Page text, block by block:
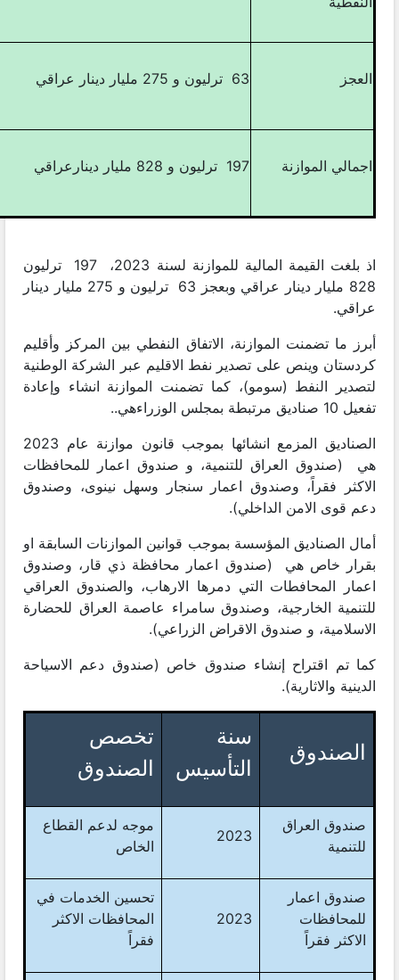
العجز 63 ترليون و 275 مليار دينار عراقي
اجمالي الموازنة 197 ترليون و 828 مليار دينارعراقي
اذ بلغت القيمة المالية للموازنة لسنة 2023، 197 ترليون
828 مليار دينار عراقي وبعجز 63 ترليون و 275 مليار دينار
عراقي.
أبرز ما تضمنت الموازنة، الاتفاق النفطي بين المركز وأقليم
كردستان وينص على تصدير نفط الاقليم عبر الشركة الوطنية
لتصدير النفط (سومو)، كما تضمنت الموازنة انشاء وإعادة
تفعيل 10 صناديق مرتبطة بمجلس الوزراءهي..
الصناديق المزمع انشائها بموجب قانون موازنة عام 2023
هي (صندوق العراق للتنمية، و صندوق اعمار للمحافظات
الاكثر فقراً، وصندوق اعمار سنجار وسهل نينوى، وصندوق
دعم قوى الامن الداخلي).
أمال الصناديق المؤسسة بموجب قوانين الموازنات السابقة او
بقرار خاص هي (صندوق اعمار محافظة ذي قار، وصندوق
اعمار المحافطات التي دمرها الارهاب، والصندوق العراقي
للتنمية الخارجية، وصندوق سامراء عاصمة العراق للحضارة
الاسلامية، و صندوق الاقراض الزراعي).
كما تم اقتراح إنشاء صندوق خاص (صندوق دعم الاسياحة
الدينية والاثارية).
الصندوق
سنة
التأسيس
تخصص
الصندوق
صندوق العراق
للتنمية
2023
موجه لدعم القطاع
الخاص
صندوق اعمار
للمحافظات
الاكثر فقراً
2023
تحسين الخدمات في
المحافظات الاكثر
فقراً